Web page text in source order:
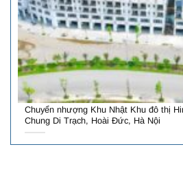
Chuyển nhượng Khu Nhật Khu đô thị
Chung Di Trạch, Hoài Đức, Hà Nội